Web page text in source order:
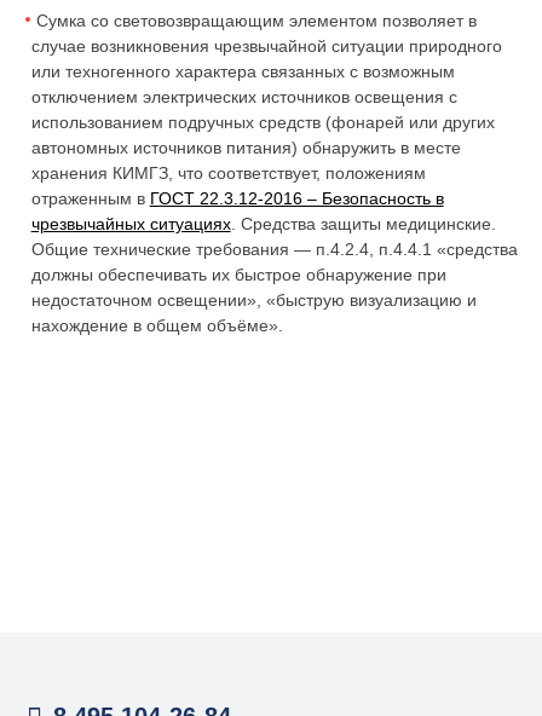
Сумка со световозвращающим элементом позволяет в
случае возникновения чрезвычайной ситуации природного
или техногенного характера связанных с возможным
отключением электрических источников освещения с
использованием подручных средств (фонарей или других
автономных источников питания) обнаружить в месте
хранения КИМГЗ, что соответствует, положениям
отраженным в ГОСТ 22.3.12-2016 – Безопасность в
чрезвычайных ситуациях. Средства защиты медицинские.
Общие технические требования — п.4.2.4, п.4.4.1 «средства
должны обеспечивать их быстрое обнаружение при
недостаточном освещении», «быструю визуализацию и
нахождение в общем объёме».